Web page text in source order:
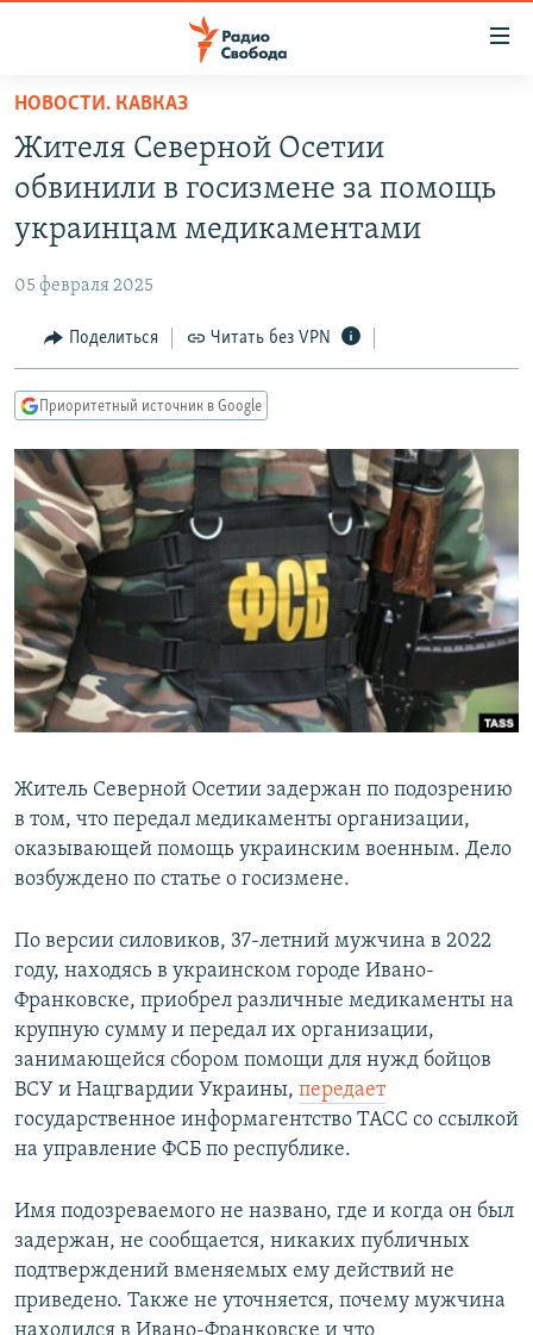
упрощенного
доступа
Вернуться
основному
Вернутся
Вернутся
поиску
ПОДКАСТЫ
МНЕНИЯ
КУЛЬТУРА
КАВКАЗ.РЕАЛИИ
СЕВЕР.РЕАЛИИ
СИБИРЬ.РЕАЛИИ
РАСПИСАНИЕ ВЕЩАНИЯ
ПОДПИШИТЕСЬ НА РАССЫЛКУ
СОЦИАЛЬНЫЕ СЕТИ
Все сайты РСЕ/РС
НОВОСТИ. КАВКАЗ
Жителя Северной Осетии
обвинили в госизмене за помощь
украинцам медикаментами
05 февраля 2025
Поделиться Читать без VPN
Приоритетный источник в Google
Житель Северной Осетии задержан по подозрению
в том, что передал медикаменты организации,
оказывающей помощь украинским военным. Дело
возбуждено по статье о госизмене.
По версии силовиков, 37-летний мужчина в 2022
году, находясь в украинском городе Ивано-
Франковске, приобрел различные медикаменты на
крупную сумму и передал их организации,
занимающейся сбором помощи для нужд бойцов
ВСУ и Нацгвардии Украины, передает
государственное информагентство ТАСС со ссылкой
на управление ФСБ по республике.
Имя подозреваемого не названо, где и когда он был
задержан, не сообщается, никаких публичных
подтверждений вменяемых ему действий не
приведено. Также не уточняется, почему мужчина